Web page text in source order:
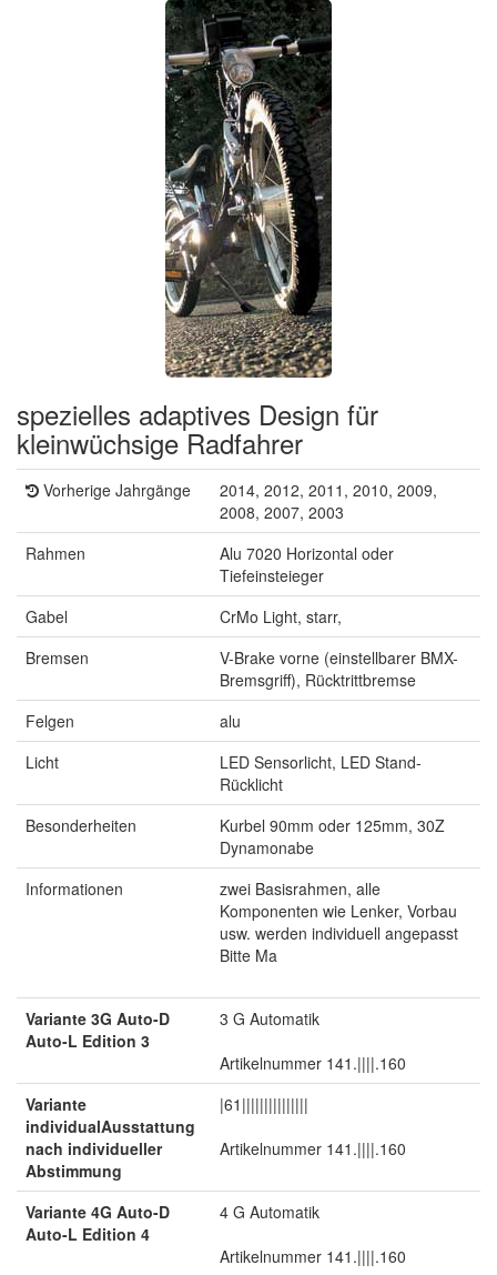
spezielles adaptives Design für
kleinwüchsige Radfahrer
Vorherige Jahrgänge
2014, 2012, 2011, 2010, 2009,
2008, 2007, 2003
Rahmen
Alu 7020 Horizontal oder
Tiefeinsteieger
Gabel
CrMo Light, starr,
Bremsen
V-Brake vorne (einstellbarer BMX-
Bremsgriff), Rücktrittbremse
Felgen
alu
Licht
LED Sensorlicht, LED Stand-
Rücklicht
Besonderheiten
Kurbel 90mm oder 125mm, 30Z
Dynamonabe
Informationen
zwei Basisrahmen, alle
Komponenten wie Lenker, Vorbau
usw. werden individuell angepasst
Bitte Ma
Variante 3G Auto-D
Auto-L Edition 3
3 G Automatik
Artikelnummer 141.||||.160
Variante
individualAusstattung
nach individueller
Abstimmung
|61|||||||||||||||
Artikelnummer 141.||||.160
Variante 4G Auto-D
Auto-L Edition 4
4 G Automatik
Artikelnummer 141.||||.160